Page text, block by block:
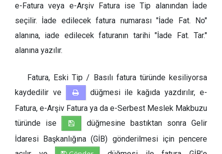
e-Fatura veya e-Arşiv Fatura ise Tip alanından İade
seçilir. İade edilecek fatura numarası "İade Fat. No"
alanına, iade edilecek faturanın tarihi "İade Fat. Tar."
alanına yazılır.
Fatura, Eski Tip / Basılı fatura türünde kesiliyorsa
kaydedilir ve
düğmesi ile kağıda yazdırılır, e-
Fatura, e-Arşiv Fatura ya da e-Serbest Meslek Makbuzu
türünde ise
düğmesine bastıktan sonra Gelir
İdaresi Başkanlığına (GİB) gönderilmesi için pencere